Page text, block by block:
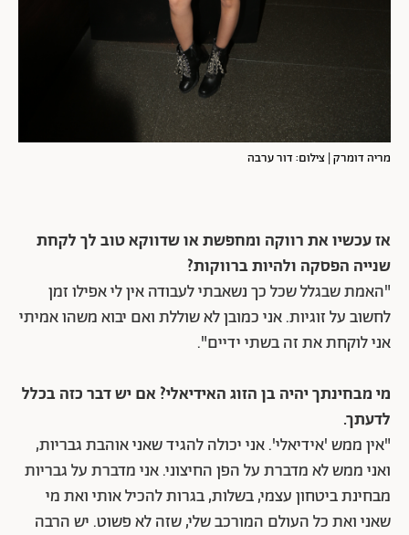
מריה דומרק | צילום: דור ערבה
אז עכשיו את רווקה ומחפשת או שדווקא טוב לך לקחת
שנייה הפסקה ולהיות ברווקות?
"האמת שבגלל שכל כך נשאבתי לעבודה אין לי אפילו זמן
לחשוב על זוגיות. אני כמובן לא שוללת ואם יבוא משהו אמיתי
אני לוקחת את זה בשתי ידיים".
מי מבחינתך יהיה בן הזוג האידיאלי? אם יש דבר כזה בכלל
לדעתך.
"אין ממש 'אידיאלי'. אני יכולה להגיד שאני אוהבת גבריות,
ואני ממש לא מדברת על הפן החיצוני. אני מדברת על גבריות
מבחינת ביטחון עצמי, בשלות, בגרות להכיל אותי ואת מי
שאני ואת כל העולם המורכב שלי, שזה לא פשוט. יש הרבה